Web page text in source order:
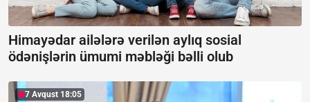
Himayədar ailələrə verilən aylıq sosial
ödənişlərin ümumi məbləği bəlli olub
7 Avqust 18:05